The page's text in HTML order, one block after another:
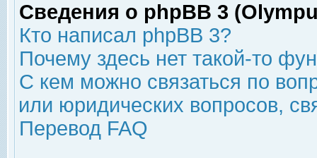
Сведения о phpBB 3
Кто написал phpBB 3?
Почему здесь нет такой-то
С кем можно связаться по
или юридических вопросов,
Перевод FAQ